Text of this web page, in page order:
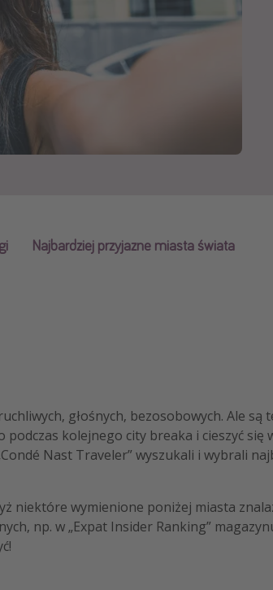
Najbardziej przyjazne miasta świata
głośnych, bezosobowych. Ale są
kolejnego city breaka i cieszyć się
Nast Traveler” wyszukali i wybrali
niektóre wymienione poniżej miasta
np. w „Expat Insider Ranking”